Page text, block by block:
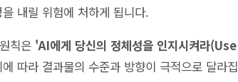
을 내릴 위험에 처하게 됩니다.
칙은 'AI에게 당신의 정체성을 인지시켜라
에 따라 결과물의 수준과 방향이 극적으로 달